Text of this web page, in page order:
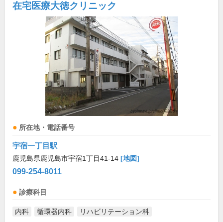
在宅医療大徳クリニック
所在地・電話番号
宇宿一丁目駅
鹿児島県鹿児島市宇宿1丁目41-14 [地図]
099-254-8011
診療科目
内科 循環器内科 リハビリテーション科